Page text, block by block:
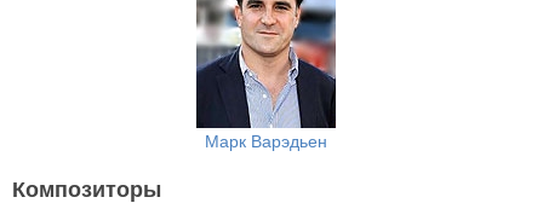
Марк Варэдьен
Композиторы